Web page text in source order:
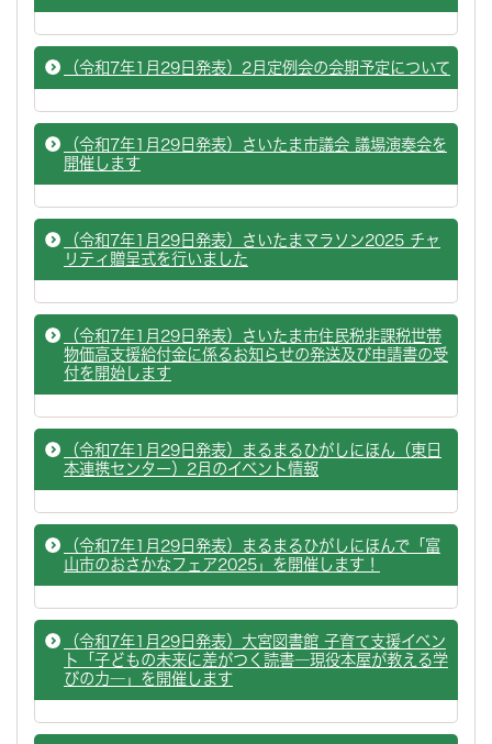
（令和7年1月29日発表）2月定例会の会期予定について
（令和7年1月29日発表）さいたま市議会 議場演奏会を
開催します
（令和7年1月29日発表）さいたまマラソン2025 チャ
リティ贈呈式を行いました
（令和7年1月29日発表）さいたま市住民税非課税世帯
物価高支援給付金に係るお知らせの発送及び申請書の受
付を開始します
（令和7年1月29日発表）まるまるひがしにほん（東日
本連携センター）2月のイベント情報
（令和7年1月29日発表）まるまるひがしにほんで「富
山市のおさかなフェア2025」を開催します！
（令和7年1月29日発表）大宮図書館 子育て支援イベン
ト「子どもの未来に差がつく読書―現役本屋が教える学
びの力―」を開催します